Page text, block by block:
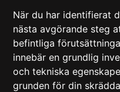
När du har identifierat
nästa avgörande steg
befintliga
innebär en grundlig
och tekniska
grunden för din